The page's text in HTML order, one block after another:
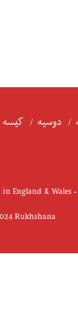
دوسیه کیسه
England & Wales
Rukhshana